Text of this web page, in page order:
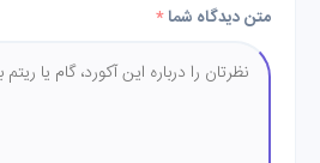
متن دیدگاه شما*